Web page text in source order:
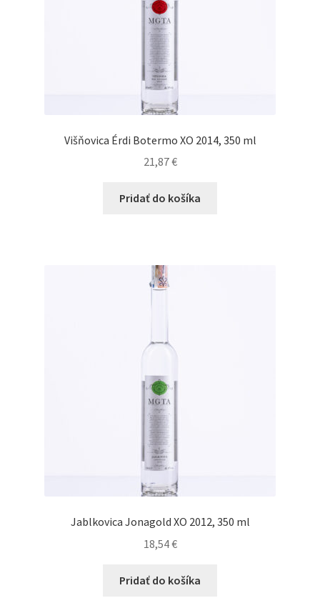
Višňovica Érdi Botermo XO 2014, 350 ml
21,87€
Pridať do košíka
Jablkovica Jonagold XO 2012, 350 ml
18,54€
Pridať do košíka